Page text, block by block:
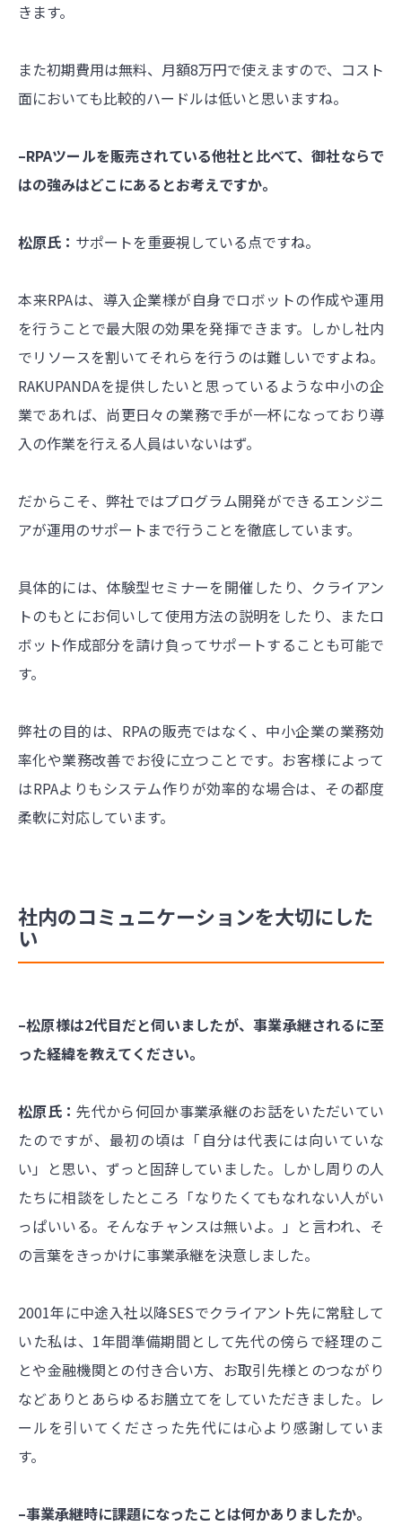
きます。
また初期費用は無料、月額8万円で使えますので、コスト
面においても比較的ハードルは低いと思いますね。
–RPAツールを販売されている他社と比べて、御社ならで
はの強みはどこにあるとお考えですか。
松原氏： サポートを重要視している点ですね。
本来RPAは、導入企業様が自身でロボットの作成や運用
を行うことで最大限の効果を発揮できます。しかし社内
でリソースを割いてそれらを行うのは難しいですよね。
RAKUPANDAを提供したいと思っているような中小の企
業であれば、尚更日々の業務で手が一杯になっており導
入の作業を行える人員はいないはず。
だからこそ、弊社ではプログラム開発ができるエンジニ
アが運用のサポートまで行うことを徹底しています。
具体的には、体験型セミナーを開催したり、クライアン
トのもとにお伺いして使用方法の説明をしたり、またロ
ボット作成部分を請け負ってサポートすることも可能で
す。
弊社の目的は、RPAの販売ではなく、中小企業の業務効
率化や業務改善でお役に立つことです。お客様によって
はRPAよりもシステム作りが効率的な場合は、その都度
柔軟に対応しています。
社内のコミュニケーションを大切にした
い
–松原様は2代目だと伺いましたが、事業承継されるに至
った経緯を教えてください。
松原氏：先代から何回か事業承継のお話をいただいてい
たのですが、最初の頃は「自分は代表には向いていな
い」と思い、ずっと固辞していました。しかし周りの人
たちに相談をしたところ「なりたくてもなれない人がい
っぱいいる。そんなチャンスは無いよ。」と言われ、そ
の言葉をきっかけに事業承継を決意しました。
2001年に中途入社以降SESでクライアント先に常駐して
いた私は、1年間準備期間として先代の傍らで経理のこ
とや金融機関との付き合い方、お取引先様とのつながり
などありとあらゆるお膳立てをしていただきました。レ
ールを引いてくださった先代には心より感謝していま
す。
–事業承継時に課題になったことは何かありましたか。